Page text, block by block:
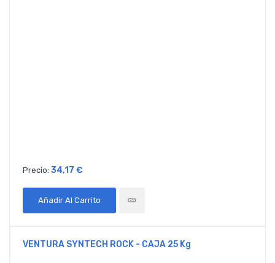
Precio: 34,17 €
Añadir Al Carrito
VENTURA SYNTECH ROCK - CAJA 25 Kg